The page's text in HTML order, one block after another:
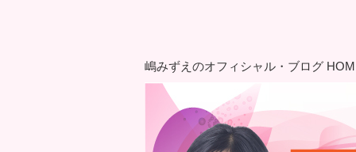
嶋みずえのオフィシャル・ブログ